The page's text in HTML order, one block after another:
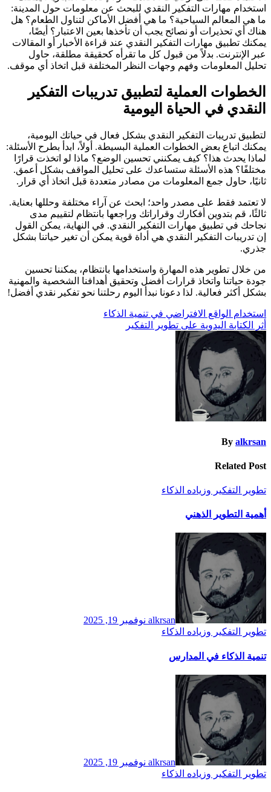
استخدام مهارات التفكير النقدي للبحث عن معلومات حول المدينة:
ما هي المعالم السياحية؟ ما هي أفضل الأماكن لتناول الطعام؟ هل
هناك أي تحذيرات أو نصائح يجب أن تأخذها بعين الاعتبار؟ أيضًا،
يمكنك تطبيق مهارات التفكير النقدي عند قراءة الأخبار أو المقالات
عبر الإنترنت. بدلاً من قبول كل ما تقرأه كحقيقة مطلقة، حاول
تحليل المعلومات وفهم وجهات النظر المختلفة قبل اتخاذ أي موقف.
الخطوات العملية لتطبيق تدريبات التفكير
النقدي في الحياة اليومية
لتطبيق تدريبات التفكير النقدي بشكل فعال في حياتك اليومية،
يمكنك اتباع بعض الخطوات العملية البسيطة. أولاً، ابدأ بطرح الأسئلة:
لماذا يحدث هذا؟ كيف يمكنني تحسين الوضع؟ ماذا لو اتخذت قرارًا
مختلفًا؟ هذه الأسئلة ستساعدك على تحليل المواقف بشكل أعمق.
ثانيًا، حاول جمع المعلومات من مصادر متعددة قبل اتخاذ أي قرار.
لا تعتمد فقط على مصدر واحد؛ ابحث عن آراء مختلفة وحللها بعناية.
ثالثًا، قم بتدوين أفكارك وقراراتك وراجعها بانتظام لتقييم مدى
نجاحك في تطبيق مهارات التفكير النقدي. في النهاية، يمكن القول
إن تدريبات التفكير النقدي هي أداة قوية يمكن أن تغير حياتنا بشكل
جذري.
من خلال تطوير هذه المهارة واستخدامها بانتظام، يمكننا تحسين
جودة حياتنا واتخاذ قرارات أفضل وتحقيق أهدافنا الشخصية والمهنية
بشكل أكثر فعالية. لذا دعونا نبدأ اليوم رحلتنا نحو تفكير نقدي أفضل!
تصفّح
المقالات
استخدام الواقع الافتراضي في تنمية الذكاء
أثر الكتابة اليدوية على تطوير التفكير
By alkrsan
Related Post
تطوير التفكير وزياده الذكاء
أهمية التطوير الذهني
alkrsan نوفمبر 19, 2025
تطوير التفكير وزياده الذكاء
تنمية الذكاء في المدارس
alkrsan نوفمبر 19, 2025
تطوير التفكير وزياده الذكاء